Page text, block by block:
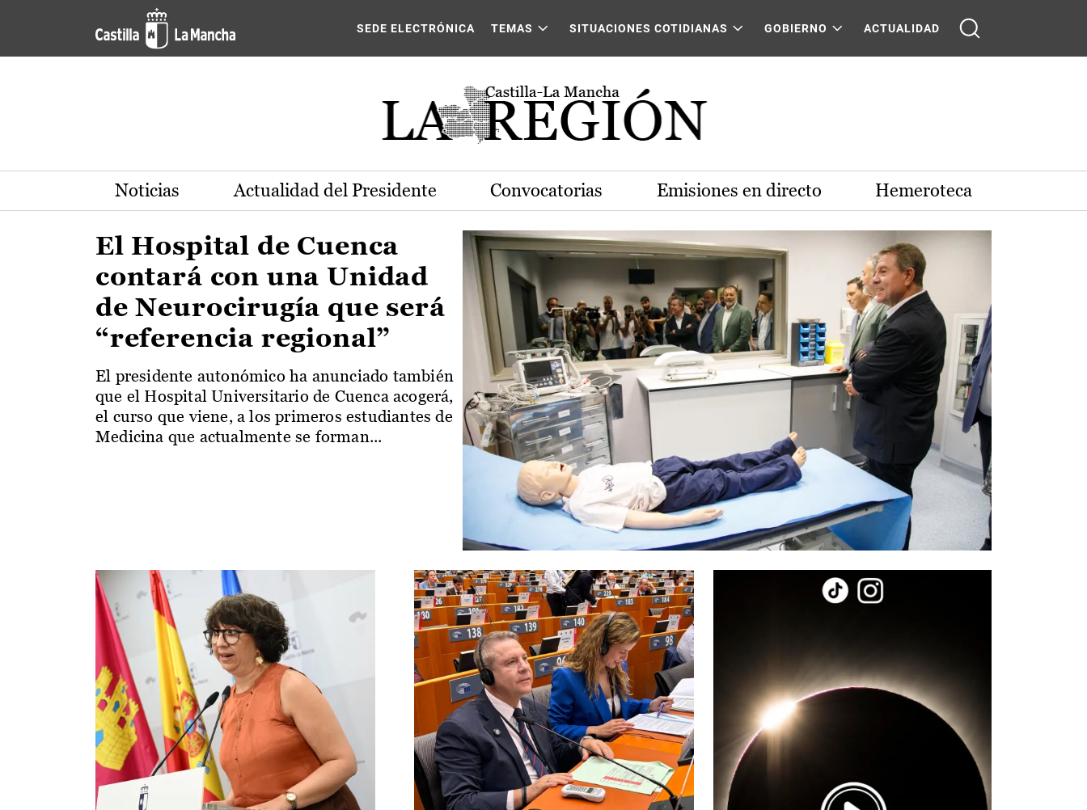
Pasar al contenido principal
Actualidad de la región de Castilla-La Mancha
SEDE ELECTRÓNICA TEMAS SITUACIONES COTIDIANAS GOBIERNO ACTUALIDAD
Noticias Actualidad del Presidente Convocatorias Emisiones en directo Hemeroteca
El Hospital de Cuenca
contará con una Unidad
de Neurocirugía que será
“referencia regional”
El presidente autonómico ha anunciado también
que el Hospital Universitario de Cuenca acogerá,
el curso que viene, a los primeros estudiantes de
Medicina que actualmente se forman...